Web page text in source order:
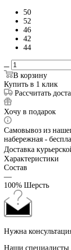
50
52
46
42
44
В корзину
Купить в 1 клик
Рассчитать
Хочу в подарок
Самовывоз из
набережная -
Доставка
Характеристики
Состав
—
100% Шерсть
Нужна
Наши специалисты